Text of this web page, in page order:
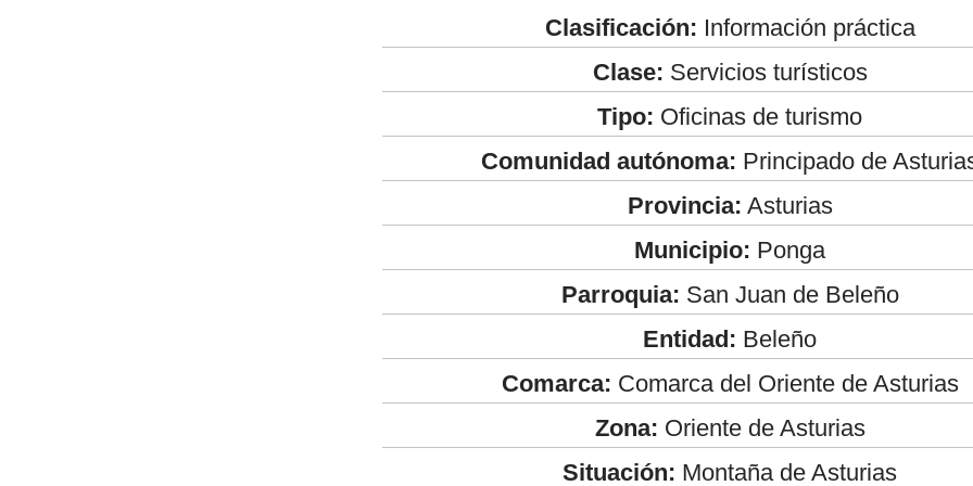
Clasificación: Información práctica
Clase: Servicios turísticos
Tipo: Oficinas de turismo
Comunidad autónoma: Principado de
Provincia: Asturias
Municipio: Ponga
Parroquia: San Juan de Beleño
Entidad: Beleño
Comarca: Comarca del Oriente de Asturias
Zona: Oriente de Asturias
Situación: Montaña de Asturias